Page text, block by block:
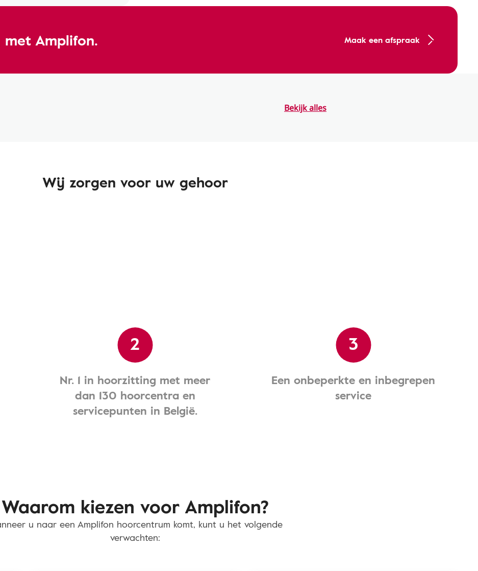
Amplifon. Maak een afspraak
Bekijk alles
Wij zorgen voor uw gehoor
2
Nr. 1 in hoorzitting met meer
dan 130 hoorcentra en
servicepunten in België.
3
Een onbeperkte en inbegrepen
service
Waarom kiezen voor Amplifon?
u naar een Amplifon hoorcentrum komt, kunt u het volgende
verwachten: